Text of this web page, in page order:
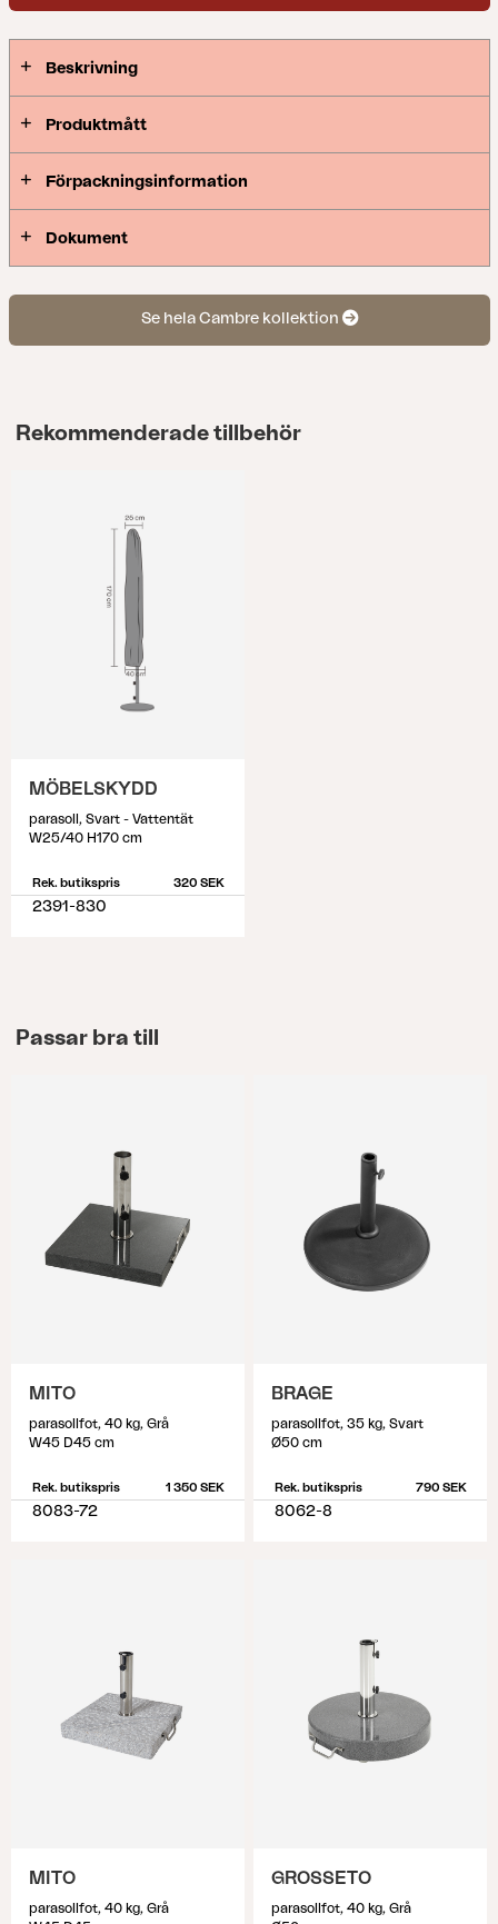
Beskrivning
Produktmått
Förpackningsinformation
Dokument
Se hela Cambre kollektion
Rekommenderade tillbehör
MÖBELSKYDD
parasoll, Svart - Vattentät
W25/40 H170 cm
Rek. butikspris 320 SEK
2391-830
Passar bra till
MITO
parasollfot, 40 kg, Grå
W45 D45 cm
Rek. butikspris 1 350 SEK
8083-72
BRAGE
parasollfot, 35 kg, Svart
Ø50 cm
Rek. butikspris 790 SEK
8062-8
MITO
parasollfot, 40 kg, Grå
GROSSETO
parasollfot, 40 kg, Grå